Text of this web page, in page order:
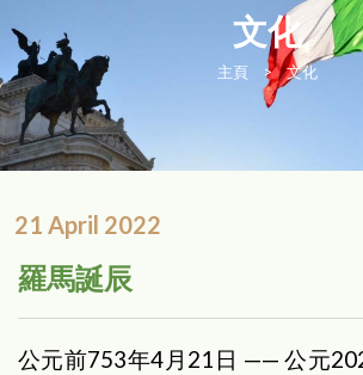
文化
主頁 > 文化
21 April 2022
羅馬誕辰
公元前753年4月21日 —— 公元